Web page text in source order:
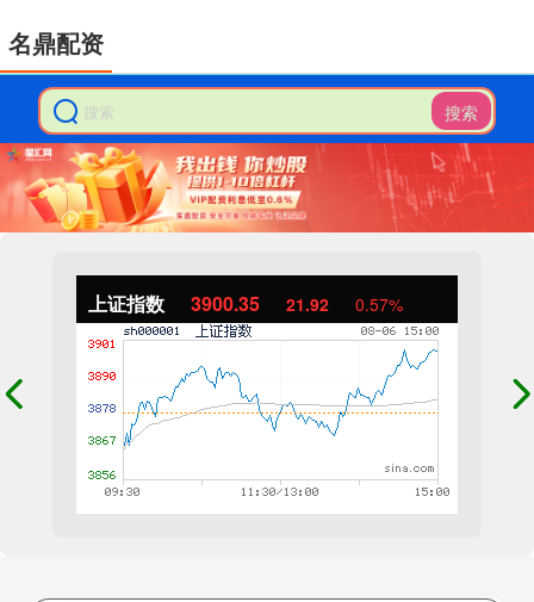
搜索
上证指数 3900.35 21.92 0.57%
名鼎配资